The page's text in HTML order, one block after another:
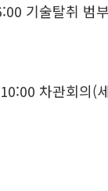
기술탈취 범
차관회의(